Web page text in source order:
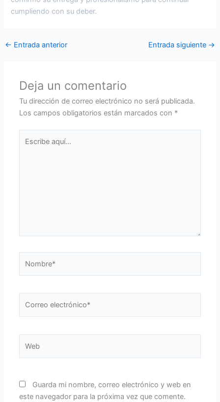
cumpliendo con su deber.
← Entrada anterior Entrada siguiente →
Deja un comentario
Tu dirección de correo electrónico no será publicada.
Los campos obligatorios están marcados con *
aquí...
Guarda mi nombre, correo electrónico y web en
este navegador para la próxima vez que comente.